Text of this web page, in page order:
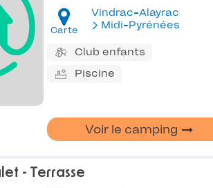
Carte
Vindrac-Alayrac
Midi-Pyrénées
Club enfants
Piscine
Voir le camping
- Terrasse